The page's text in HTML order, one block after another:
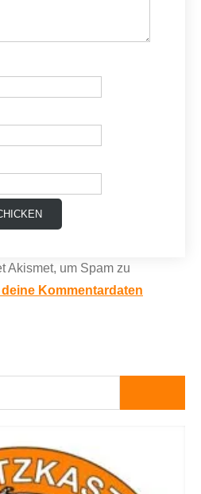
Akismet, um Spam zu
deine Kommentardaten